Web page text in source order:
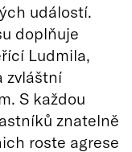
událostí.
doplňuje
Ludmila,
zvláštní
S každou
znatelně
roste agrese